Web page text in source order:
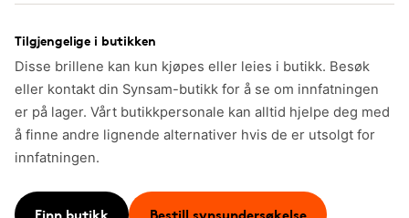
Tilgjengelige i butikken
Disse brillene kan kun kjøpes eller leies i butikk. Besøk
eller kontakt din Synsam-butikk for å se om innfatningen
er på lager. Vårt butikkpersonale kan alltid hjelpe deg med
å finne andre lignende alternativer hvis de er utsolgt for
innfatningen.